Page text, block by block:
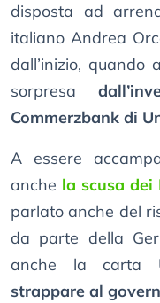
disposta ad
italiano Andrea
dall’inizio,
sorpresa
Commerzbank di
A essere
anche la scusa dei
parlato anche del
da parte della
anche la carta
strappare al